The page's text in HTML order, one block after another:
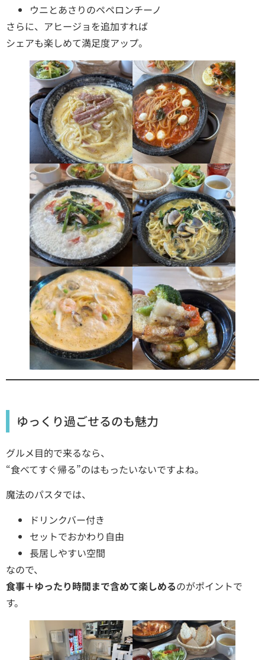
ウニとあさりのペペロンチーノ
さらに、アヒージョを追加すれば
シェアも楽しめて満足度アップ。
ゆっくり過ごせるのも魅力
グルメ目的で来るなら、
“食べてすぐ帰る”のはもったいないですよね。
魔法のパスタでは、
ドリンクバー付き
セットでおかわり自由
長居しやすい空間
なので、
食事＋ゆったり時間まで含めて楽しめるのがポイントで
す。